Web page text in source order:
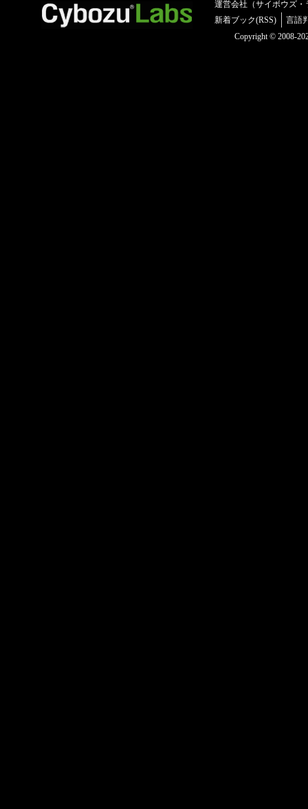
運営会社（サイボウズ・
新着ブック(RSS)
言語
Copyright © 2008-